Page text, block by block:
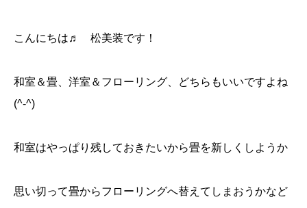
PRIVACY POLICY
個人情報保護方針
こんにちは♬ 松美装です！
和室＆畳、洋室＆フローリング、どちらもいいですよね
(^-^)
和室はやっぱり残しておきたいから畳を新しくしようか
思い切って畳からフローリングへ替えてしまおうかなど